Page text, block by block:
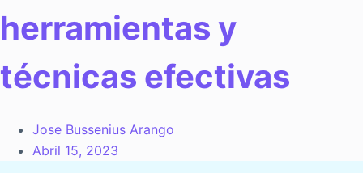
herramientas y
técnicas efectivas
Jose Bussenius Arango
Abril 15, 2023